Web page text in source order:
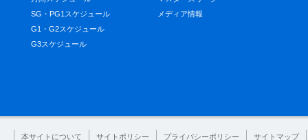
SG・PG1スケジュール
G1・G2スケジュール
G3スケジュール
メディア情報
本サイトについて サイトポリシー プライバシーポリシー サイトマップ